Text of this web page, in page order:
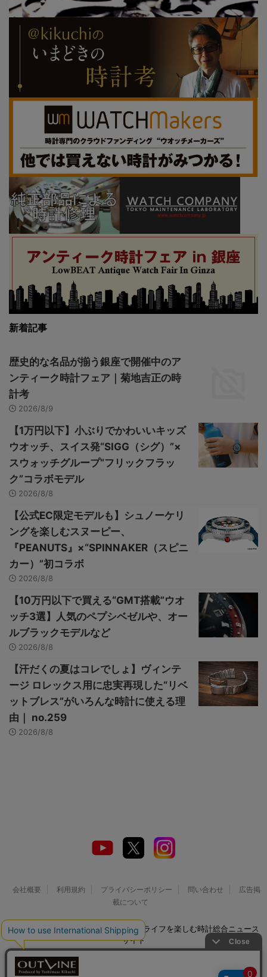
新着記事
歴史的な名品が揃う銀座で開催中のア
ンティーク時計フェア｜菊地吉正の時
計考
2026/8/9
【1万円以下】小ぶりでかわいいキッズ
ウオッチ、スイス発“SIGG（シグ）”×
スウォッチグループ“フリックフラッ
ク”コラボモデル
2026/8/8
【公式EC限定モデルも】シュノーケリ
ングを楽しむスヌーピー、
『PEANUTS』×“SPINNAKER（スピニ
カー）”初コラボ
2026/8/8
【10万円以下で買える“GMT搭載”ウオ
ッチ3選】人気のペプシベゼルや、オー
ルブラックモデルなど
2026/8/8
【汗だくの夏はコレでしょ】ヴィンテ
ージ ロレックス用に忠実再現した“リベ
ットブレス”がいろんな時計に使える理
由｜ no.259
2026/8/8
会社概要 利用規約 プライバシーポリシー 問い合わせ
広告掲
載について
© 2026 Watch LIFE NEWS｜ウオッチライフを楽しむ時計総合ニュース
サイト